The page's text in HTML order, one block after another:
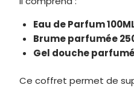
Eau de Parfum
Brume parfumée
Gel douche
Ce coffret permet de